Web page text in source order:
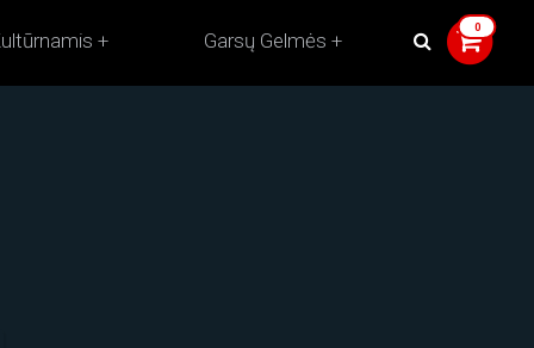
Garsų Gelmės